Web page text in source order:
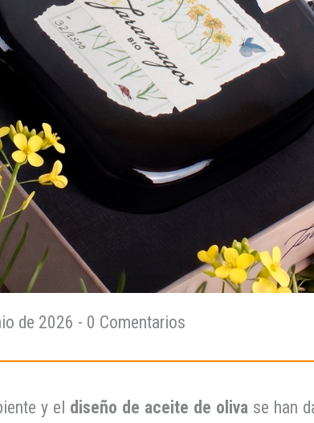
de 2026 - 0 Comentarios
y el diseño de aceite de oliva se han